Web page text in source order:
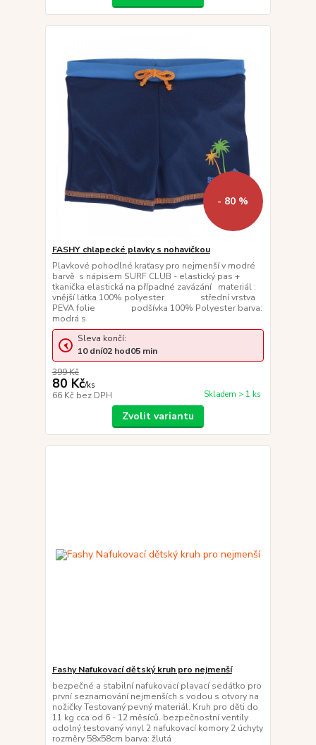
- 80 %
FASHY chlapecké plavky s nohavičkou
Plavkové pohodlné kraťasy pro nejmenší v modré
barvě s nápisem SURF CLUB - elastický pas +
tkanička elastická na případné zavázání materiál :
vnější látka 100% polyester střední vrstva
PEVA folie podšívka 100% Polyester barva:
modrá s
399 Kč
80 Kč/ks
66 Kč bez DPH Skladem > 1 ks
Sleva končí:
10 dní02 hod05 min
Zvolit variantu
Fashy Nafukovací dětský kruh pro nejmenší
bezpečné a stabilní nafukovací plavací sedátko pro
první seznamování nejmenších s vodou s otvory na
nožičky Testovaný pevný materiál. Kruh pro děti do
11 kg cca od 6 - 12 měsíců. bezpečnostní ventily
odolný testovaný vinyl 2 nafukovací komory 2 úchyty
rozměry 58x58cm barva: žlutá